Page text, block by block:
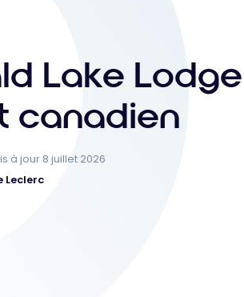
Lake Lodge
canadien
à jour 8 juillet 2026
Leclerc